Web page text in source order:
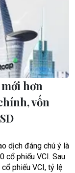
hơn
vốn
dịch đáng chú ý là
cổ phiếu VCI. Sau
phiếu VCI, tỷ lệ